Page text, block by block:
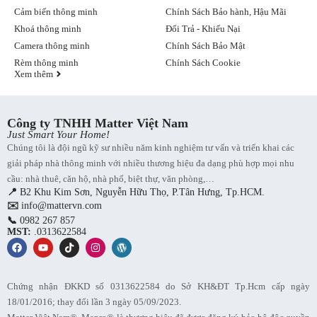
Động cơ rèm đa năng Aqara H1 động cơ tách rời ray rèm
tự động mở vào buổi sáng, đánh thức bạn bằng ánh nắng tự
nhiên rạng rỡ, hay tự động đóng lại vào buổi tối, tạo không
gian riêng tư và ấm cúng cho những giây phút thư giãn.
Điều khiển từ xa dễ dàng:Điều khiển rèm cửa từ xa bằng
điện thoại thông minh hoặc giọng nói, cho phép bạn dễ dàng
điều chỉnh ánh sáng trong nhà mọi lúc mọi nơi, dù bạn đang
ở bất cứ đâu.
Tích hợp thông minh:
Motor với các thiết bị nhà thông minh khác để tạo ra những
kịch bản thông minh, tự động điều chỉnh rèm cửa theo ngữ
cảnh sử dụng, mang đến trải nghiệm sống tiện nghi và cá
Chính Sách Bảo hành, Hậu Mãi
Đổi Trả - Khiếu Nại
Chính Sách Bảo Mật
Chính Sách Cookie
Cảm biến thông minh
Khoá thông minh
Camera thông minh
Rèm thông minh
Xem thêm
Công ty TNHH Matter Việt Nam
Just Smart Your Home!
Chúng tôi là đội ngũ kỹ sư nhiều năm kinh nghiệm tư vấn và triển khai các
giải pháp nhà thông minh với nhiều thương hiệu đa dạng phù hợp mọi nhu
cầu: nhà thuê, căn hộ, nhà phố, biệt thự, văn phòng,…
📍 B2 Khu Kim Sơn, Nguyễn Hữu Thọ, P.Tân Hưng, Tp.HCM.
✉️ info@mattervn.com
📞 0982 267 857
MST: .0313622584
Chứng nhận ĐKKD số 0313622584 do Sở KH&ĐT Tp.Hcm cấp ngày
18/01/2016; thay đổi lần 3 ngày 05/09/2023.